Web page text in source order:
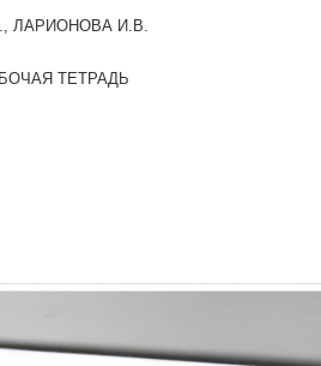
ЛАРИОНОВА И.В.
ТЕТРАДЬ